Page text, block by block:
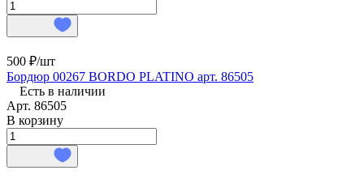
500 ₽/шт
Бордюр 00267 BORDO PLATINO арт. 86505
Есть в наличии
Арт. 86505
В корзину